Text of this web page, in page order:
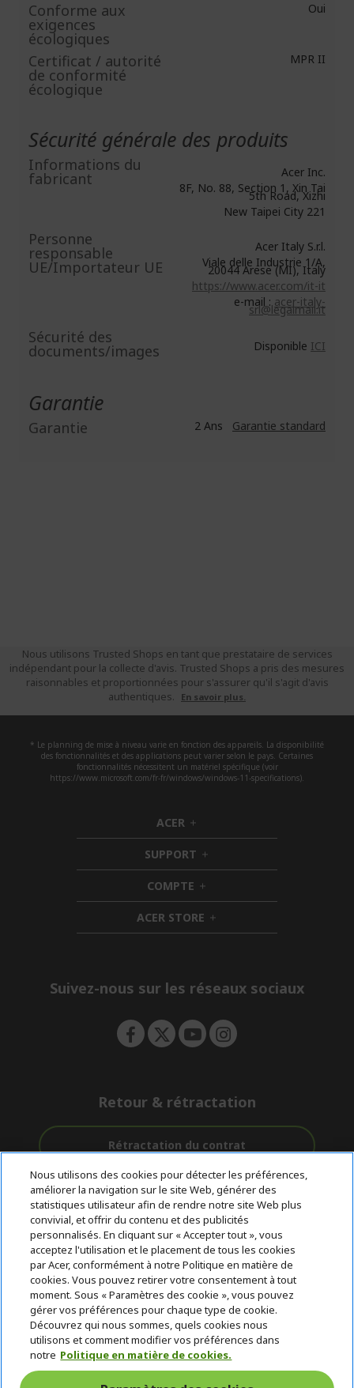
Conforme aux
exigences
écologiques
Oui
Certificat / autorité
de conformité
écologique
MPR II
Sécurité générale des produits
Informations du
fabricant
Acer Inc.
8F, No. 88, Section 1, Xin Tai
5th Road, Xizhi
New Taipei City 221
Personne
responsable
UE/Importateur UE
Acer Italy S.r.l.
Viale delle Industrie 1/A,
20044 Arese (MI), Italy
https://www.acer.com/it-it
e-mail :acer-italy-
srl@legalmail.it
Sécurité des
documents/images Disponible ICI
Garantie
Garantie 2 Ans Garantie standard
Nous utilisons Trusted Shops en tant que prestataire de services
indépendant pour la collecte d'avis. Trusted Shops a pris des mesures
raisonnables et proportionnées pour s'assurer qu'il s'agit d'avis
authentiques.
En savoir plus.
* Le planning de mise à niveau varie en fonction des appareils. La disponibilité
des fonctionnalités et des applications peut varier selon le pays. Certaines
fonctionnalités nécessitent un matériel spécifique (voir
https://www.microsoft.com/fr-fr/windows/windows-11-specifications).
ACER h
i
d
d
e
n
SUPPORT h
i
d
d
e
n
COMPTE h
i
d
d
ACER STORE h
i
e
Suivez-nous sur les réseaux sociaux
Retour & rétractation
Rétractation du contrat
Livraison
Gratuite
Accompagnement
avant et après-
vente
Avec 0%
D'intérêt
© 2026 Acer Inc.
CPYou BV est le revendeur et marchand agréé pour les produits et
services proposés au sein de ce magasin.
Nous utilisons des cookies pour détecter les préférences,
améliorer la navigation sur le site Web, générer des
statistiques utilisateur afin de rendre notre site Web plus
convivial, et offrir du contenu et des publicités
personnalisés. En cliquant sur « Accepter tout », vous
acceptez l'utilisation et le placement de tous les cookies
par Acer, conformément à notre Politique en matière de
cookies. Vous pouvez retirer votre consentement à tout
moment. Sous « Paramètres des cookie », vous pouvez
gérer vos préférences pour chaque type de cookie.
Découvrez qui nous sommes, quels cookies nous
utilisons et comment modifier vos préférences dans
notre Politique en matière de cookies.